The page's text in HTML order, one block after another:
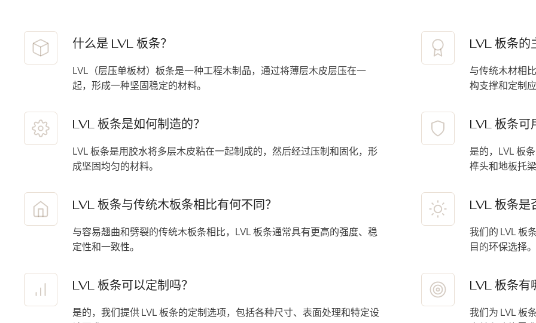
什么是 LVL 板条？
LVL（层压单板材）板条是一种工程木制品，通过将薄层木皮层压在一
起，形成一种坚固稳定的材料。
LVL 板条是如何制造的？
LVL 板条是用胶水将多层木皮粘在一起制成的，然后经过压制和固化，形
成坚固均匀的材料。
LVL 板条与传统木板条相比有何不同？
与容易翘曲和劈裂的传统木板条相比，LVL 板条通常具有更高的强度、稳
定性和一致性。
LVL 板条可以定制吗？
是的，我们提供 LVL 板条的定制选项，包括各种尺寸、表面处理和特定设
LVL 板条的
与传统木材相
构支撑和定制
LVL 板条可
是的，LVL 板
榫头和地板托
LVL 板条是
我们的 LVL 板
目的环保选择。
LVL 板条有
我们为 LVL 板